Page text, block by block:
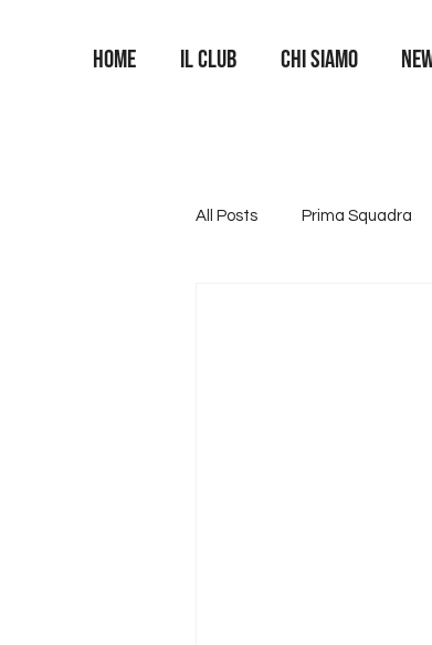
Home Il Club Chi siamo
All Posts Prima Squadra